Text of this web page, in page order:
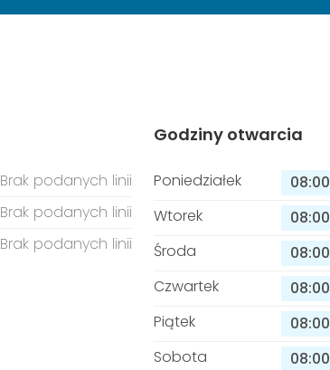
Brak podanych linii
Brak podanych linii
Brak podanych linii
Godziny otwarcia
Poniedziałek 08:00
Wtorek
08:00
Środa
08:00
Czwartek
08:00
Piątek
08:00
Sobota
08:00